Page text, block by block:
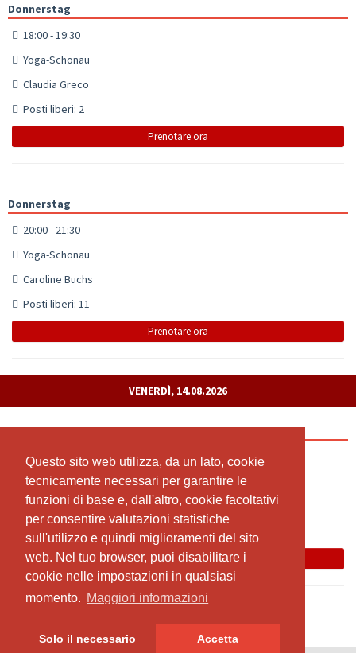
Questo sito web utilizza, da un lato, cookie
tecnicamente necessari per garantire le
funzioni di base e, dall'altro, cookie facoltativi
per consentire valutazioni statistiche
sull'utilizzo e quindi miglioramenti del sito
web. Nel tuo browser, puoi disabilitare i
cookie nelle impostazioni in qualsiasi
momento. Maggiori informazioni
Solo il necessario Accetta
Questo sito web utilizza, da un lato, cookie
tecnicamente necessari per garantire le
funzioni di base e, dall'altro, cookie facoltativi
per consentire valutazioni statistiche
sull'utilizzo e quindi miglioramenti del sito
web. Nel tuo browser, puoi disabilitare i
cookie nelle impostazioni in qualsiasi
momento. Maggiori informazioni
Solo il necessario Accetta
Donnerstag
18:00 - 19:30
Yoga-Schönau
Claudia Greco
Posti liberi: 2
Prenotare ora
Donnerstag
20:00 - 21:30
Yoga-Schönau
Caroline Buchs
Posti liberi: 11
Prenotare ora
VENERDÌ, 14.08.2026
Freitag
Con livestream
09:00 - 10:30
Yoga-Schönau
Claudia Greco
Prenotare ora